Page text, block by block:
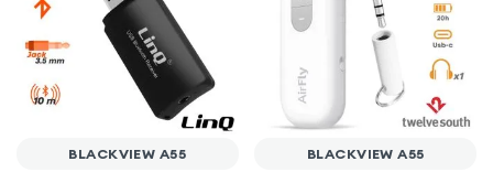
BLACKVIEW A55 BLACKVIEW A55